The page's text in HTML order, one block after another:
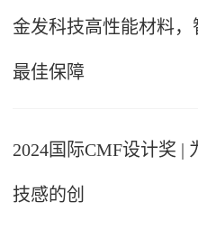
金发科技高性能材料
最佳保障
2024国际CMF设计奖 |
技感的创